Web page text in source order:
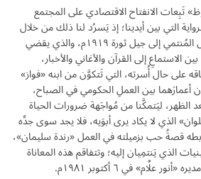
تَبِعات الانفتاح الاقتصادي على المجتمع
التي بين أيدينا؛ إذ يَسرُد لنا ذلك من خلال
أسرة «محتشمي زايد»؛ الرجل المُنتمي إلى جيل ثورة ١٩١٩م، والذي يقضي
إلى القرآن والأغاني والأخبار،
على حال أُسرته، التي تَتكوَّن من ابنه «فواز»
أعمارَهما بين العملِ الحكومي في الصباح،
الظهر، ليَتمكَّنا من مُواجَهة ضرورات الحياة
الذي لا يكاد يرى أبوَيه، فلا يجد سوى جدِّه
قصةُ حب بزميلته في العمل «رندة سليمان»،
الذي يَنتمِيان إليه؛ وتتفاقم هذه المعاناة
علَّام» في ٦ أكتوبر ١٩٨١م.